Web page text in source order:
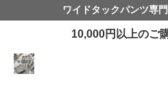
ワイドタックパンツ専
10,000円以上のご